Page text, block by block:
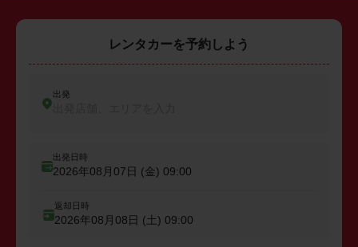
レンタカーを予約しよう
出発
出発日時
2026年08月07日 (金) 09:00
返却日時
2026年08月08日 (土) 09:00